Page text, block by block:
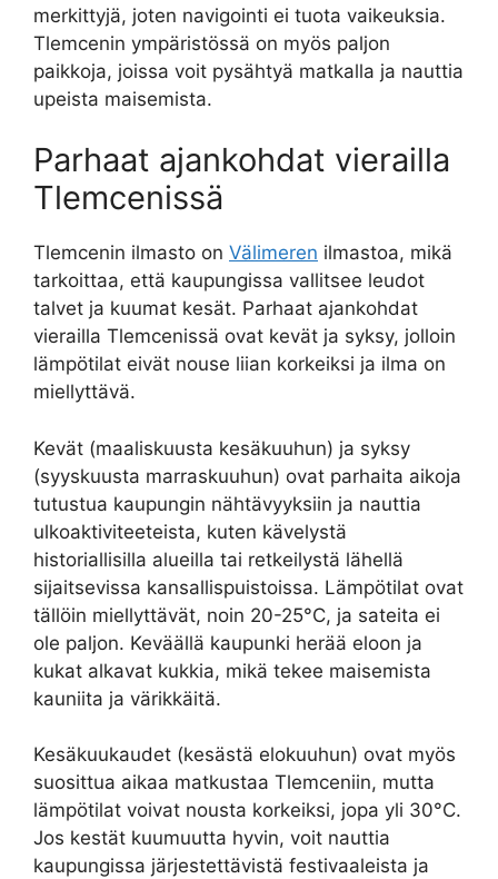
merkittyjä, joten navigointi ei tuota vaikeuksia.
Tlemcenin ympäristössä on myös paljon
paikkoja, joissa voit pysähtyä matkalla ja nauttia
upeista maisemista.
Parhaat ajankohdat vierailla
Tlemcenissä
Tlemcenin ilmasto on Välimeren ilmastoa, mikä
tarkoittaa, että kaupungissa vallitsee leudot
talvet ja kuumat kesät. Parhaat ajankohdat
vierailla Tlemcenissä ovat kevät ja syksy, jolloin
lämpötilat eivät nouse liian korkeiksi ja ilma on
miellyttävä.
Kevät (maaliskuusta kesäkuuhun) ja syksy
(syyskuusta marraskuuhun) ovat parhaita aikoja
tutustua kaupungin nähtävyyksiin ja nauttia
ulkoaktiviteeteista, kuten kävelystä
historiallisilla alueilla tai retkeilystä lähellä
sijaitsevissa kansallispuistoissa. Lämpötilat ovat
tällöin miellyttävät, noin 20-25°C, ja sateita ei
ole paljon. Keväällä kaupunki herää eloon ja
kukat alkavat kukkia, mikä tekee maisemista
kauniita ja värikkäitä.
Kesäkuukaudet (kesästä elokuuhun) ovat myös
suosittua aikaa matkustaa Tlemceniin, mutta
lämpötilat voivat nousta korkeiksi, jopa yli 30°C.
Jos kestät kuumuutta hyvin, voit nauttia
kaupungissa järjestettävistä festivaaleista ja